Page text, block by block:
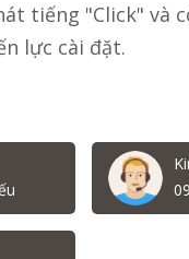
tiếng "Click" và
lực cài đặt.